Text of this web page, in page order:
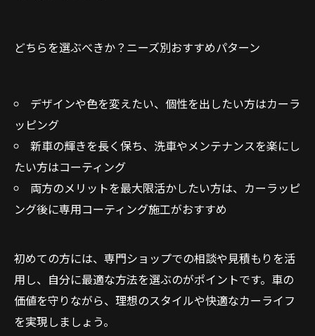
どちらを選ぶべきか？ニーズ別おすすめパターン
デザインや色を変えたい、個性を出したい方はカーラ
ッピング
新車の輝きを長く保ち、洗車やメンテナンスを楽にし
たい方はコーティング
両方のメリットを最大限活かしたい方は、カーラッピ
ング後に専用コーティング施工がおすすめ
初めての方には、専門ショップでの相談や見積もりを活
用し、自分に最適な方法を選ぶのがポイントです。車の
価値を守りながら、理想のスタイルや快適なカーライフ
を実現しましょう。